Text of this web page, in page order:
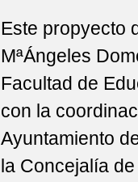
Este propyecto
MªÁngeles
Facultad de
con la
Ayuntamiento
la Concejalía